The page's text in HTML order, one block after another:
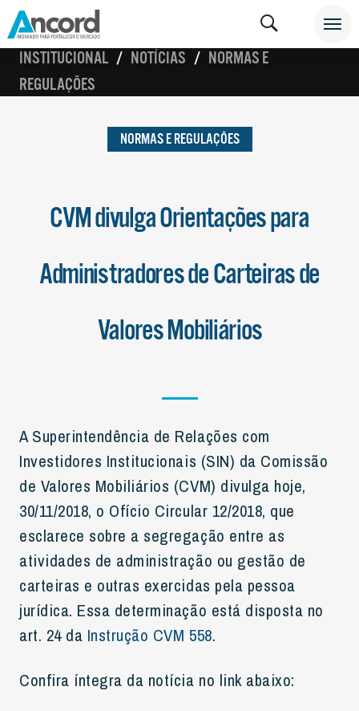
INSTITUCIONAL NOTÍCIAS
NORMAS E
REGULAÇÕES
NORMAS E REGULAÇÕES
CVM divulga Orientações para
Administradores de Carteiras de
Valores Mobiliários
A Superintendência de Relações com
Investidores Institucionais (SIN) da Comissão
de Valores Mobiliários (CVM) divulga hoje,
30/11/2018, o Ofício Circular 12/2018, que
esclarece sobre a segregação entre as
atividades de administração ou gestão de
carteiras e outras exercidas pela pessoa
jurídica. Essa determinação está disposta no
art. 24 da Instrução CVM 558.
Confira íntegra da notícia no link abaixo: